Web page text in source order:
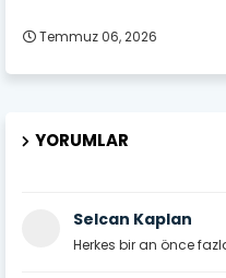
Temmuz 06, 2026
YORUMLAR
Selcan Kaplan
Herkes bir an önce